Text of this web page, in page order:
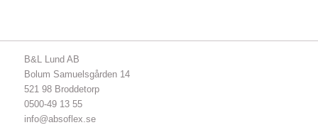
B&L Lund AB
Bolum Samuelsgården 14
521 98 Broddetorp
0500-49 13 55
info@absoflex.se